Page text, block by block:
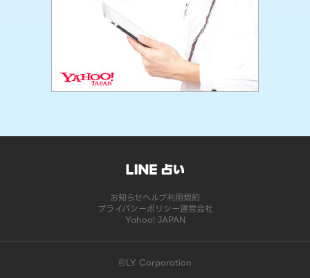
お知らせヘルプ利用規約
プライバシーポリシー運営会社
Yahoo! JAPAN
©LY Corporation